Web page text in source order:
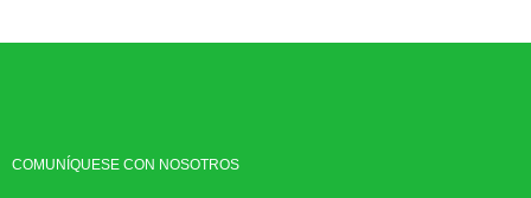
COMUNÍQUESE CON NOSOTROS